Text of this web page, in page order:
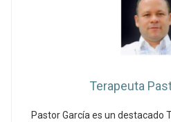
Terapeuta
Pastor García es un destacado